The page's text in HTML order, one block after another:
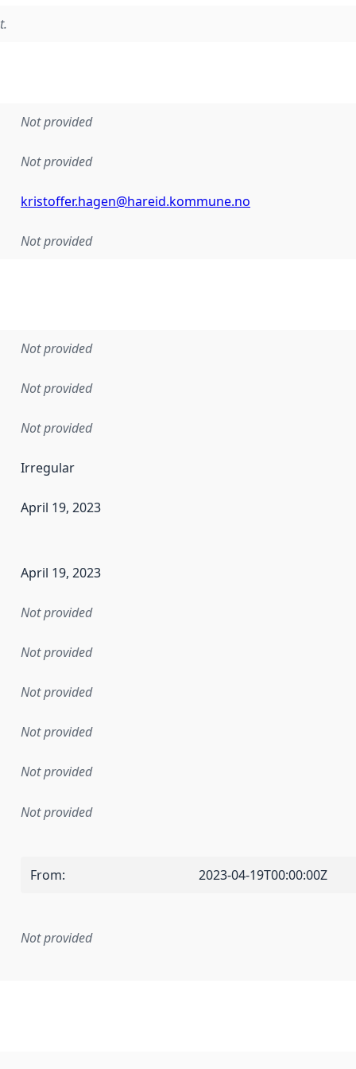
Not provided
Not provided
kristoffer.hagen@hareid.kommune.no
Not provided
Not provided
Not provided
Not provided
Irregular
the data in this dataset was first released. It may have
April 19, 2023
April 19, 2023
Not provided
Not provided
Not provided
Not provided
Not provided
Not provided
From: 2023-04-19T00:00:00Z
rule or other specification that forms the basis
Not provided